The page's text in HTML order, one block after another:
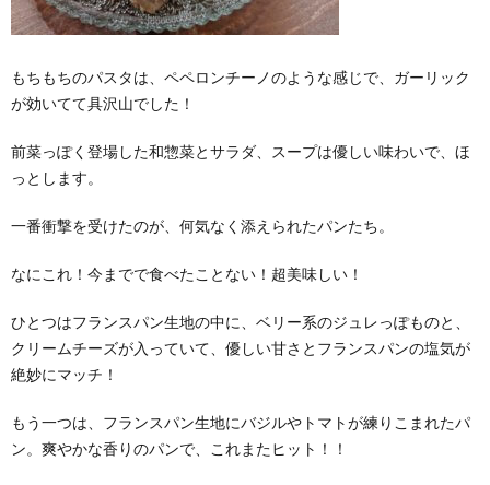
もちもちのパスタは、ペペロンチーノのような感じで、ガーリック
が効いてて具沢山でした！
前菜っぽく登場した和惣菜とサラダ、スープは優しい味わいで、ほ
っとします。
一番衝撃を受けたのが、何気なく添えられたパンたち。
なにこれ！今までで食べたことない！超美味しい！
ひとつはフランスパン生地の中に、ベリー系のジュレっぽものと、
クリームチーズが入っていて、優しい甘さとフランスパンの塩気が
絶妙にマッチ！
もう一つは、フランスパン生地にバジルやトマトが練りこまれたパ
ン。爽やかな香りのパンで、これまたヒット！！